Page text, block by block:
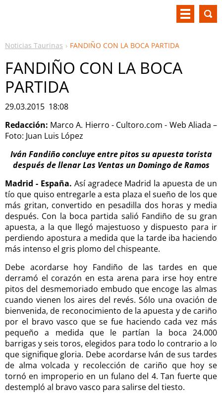
Noticias Taurinas FANDIÑO CON LA BOCA PARTIDA
FANDIÑO CON LA BOCA
PARTIDA
29.03.2015 18:08
Redacción: Marco A. Hierro - Cultoro.com - Web Aliada –
Foto: Juan Luis López
Iván Fandiño concluye entre pitos su apuesta torista
después de llenar Las Ventas un Domingo de Ramos
Madrid - España. Así agradece Madrid la apuesta de un
tío que quiso entregarle a esta plaza el sueño de los que
más gritan, convertido en pesadilla dos horas y media
después. Con la boca partida salió Fandiño de su gran
apuesta, a la que llegó majestuoso y dispuesto para ir
perdiendo apostura a medida que la tarde iba haciendo
más intenso el gris plomo del chispeante.
Debe acordarse hoy Fandiño de las tardes en que
derramó el corazón en esta arena para irse hoy entre
pitos del desmemoriado embudo que encoge las almas
cuando vienen los aires del revés. Sólo una ovación de
bienvenida, de reconocimiento de la apuesta y de cariño
por el bravo vasco que se fue haciendo cada vez más
pequeño a medida que le partían la boca 24.000
barrigas y seis toros, elegidos para todo lo contrario a lo
que signifique gloria. Debe acordarse Iván de sus tardes
de alma volcada y recolección de cariño que hoy se
tornó en improperio en un fulano del 4. Tan fuerte que
destempló al bravo vasco para salirse del tiesto.